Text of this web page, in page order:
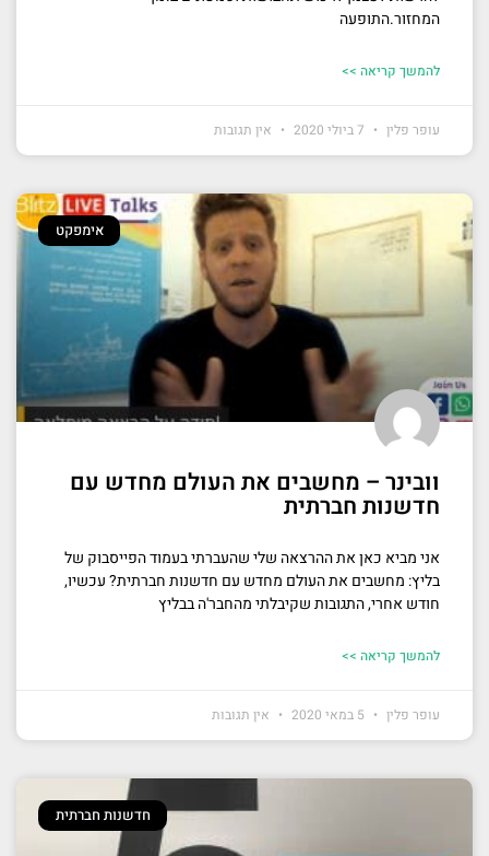
המחזור.התופעה
להמשך קריאה >>
עופר פלין אין תגובות
אימפקט
וובינר – מחשבים את העולם מחדש עם
חדשנות חברתית
אני מביא כאן את ההרצאה שלי שהעברתי בעמוד הפייסבוק של
בליץ: מחשבים את העולם מחדש עם חדשנות חברתית? עכשיו,
חודש אחרי, התגובות שקיבלתי מהחבר'ה בבליץ
להמשך קריאה >>
עופר פלין אין תגובות
חדשנות חברתית